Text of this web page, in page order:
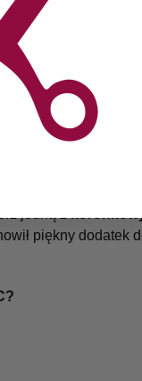
bazy
w celu
też przyszłą panną
odcieni nude,
jedną z
piękny